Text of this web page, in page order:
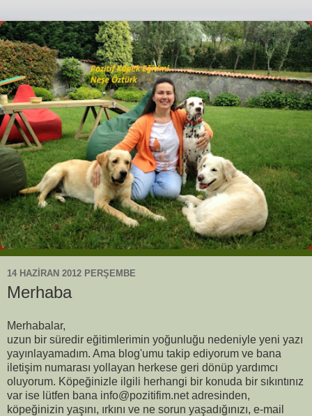
14 HAZIRAN 2012 PERŞEMBE
Merhaba
Merhabalar,
uzun bir süredir eğitimlerimin yoğunluğu nedeniyle yeni yazı
yayınlayamadım. Ama blog'umu takip ediyorum ve bana
iletişim numarası yollayan herkese geri dönüp yardımcı
oluyorum. Köpeğinizle ilgili herhangi bir konuda bir sıkıntınız
var ise lütfen bana info@pozitifim.net adresinden,
köpeğinizin yaşını, ırkını ve ne sorun yaşadığınızı, e-mail